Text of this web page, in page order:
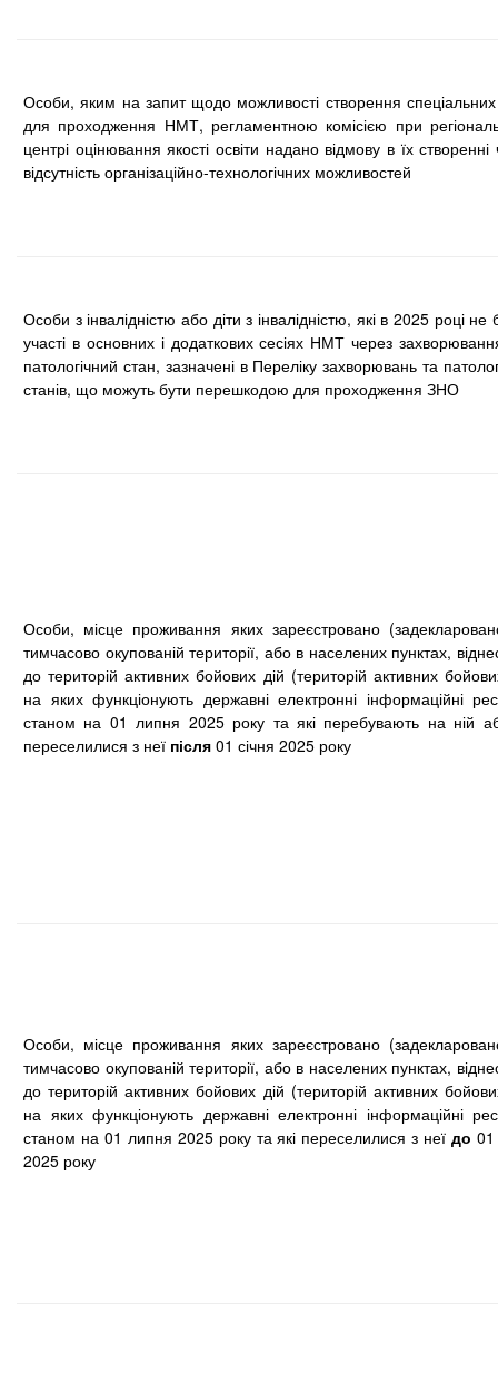
Особи, яким на запит щодо можливості створення
для проходження НМТ, регламентною комісією при
центрі оцінювання якості освіти надано відмову в їх створенні
відсутність організаційно-технологічних можливостей
Особи з інвалідністю або діти з інвалідністю, які в 2025 році не
участі в основних і додаткових сесіях НМТ через
патологічний стан, зазначені в Переліку захворювань та
станів, що можуть бути перешкодою для проходження ЗНО
Особи, місце проживання яких зареєстровано
тимчасово окупованій території, або в населених пунктах,
до територій активних бойових дій (територій активних
на яких функціонують державні електронні інформаційні
станом на 01 липня 2025 року та які перебувають на ній
переселилися з неї після 01 січня 2025 року
Особи, місце проживання яких зареєстровано
тимчасово окупованій території, або в населених пунктах,
до територій активних бойових дій (територій активних
на яких функціонують державні електронні інформаційні
станом на 01 липня 2025 року та які переселилися з неїдо 01
2025 року